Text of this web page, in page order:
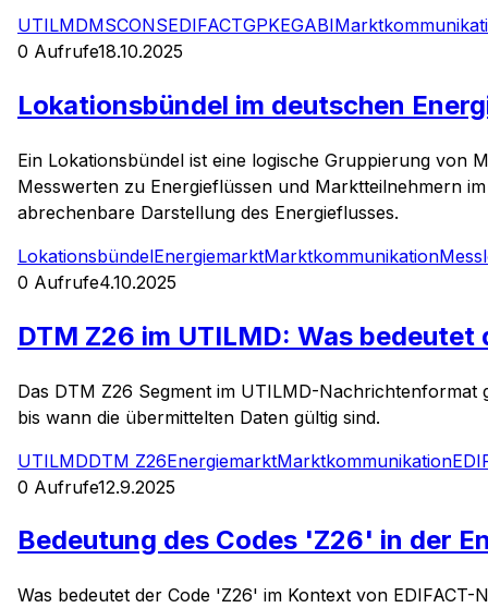
UTILMDMSCONSEDIFACTGPKEGABI
0 Aufrufe18.10.2025
Lokationsbündel im deutschen
Ein Lokationsbündel ist eine logische Gruppierung von
Messwerten zu Energieflüssen und Marktteilnehmern
abrechenbare Darstellung des Energieflusses.
LokationsbündelEnergiemarktMarktkommunikation
0 Aufrufe4.10.2025
DTM Z26 im UTILMD: Was bedeutet
Das DTM Z26 Segment im UTILMD-Nachrichtenformat
bis wann die übermittelten Daten gültig sind.
UTILMDDTM Z26EnergiemarktMarktkommunikation
0 Aufrufe12.9.2025
Bedeutung des Codes 'Z26' in der
Was bedeutet der Code 'Z26' im Kontext von